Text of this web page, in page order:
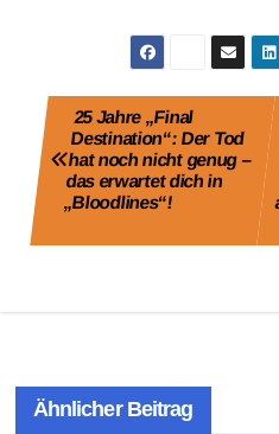
25 Jahre „Final
Destination“: Der Tod
hat noch nicht genug –
das erwartet dich in
„Bloodlines“!
Ähnlicher Beitrag